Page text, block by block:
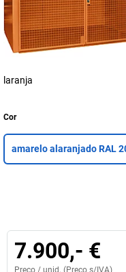
laranja
Cor
amarelo alaranjado RAL
7.900,- €
Preço / unid. (Preço s/IVA)